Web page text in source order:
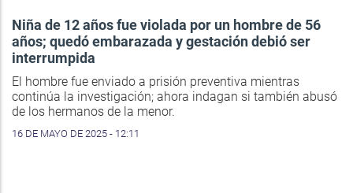
Niña de 12 años fue violada por un hombre de 56
años; quedó embarazada y gestación debió ser
interrumpida
El hombre fue enviado a prisión preventiva mientras
continúa la investigación; ahora indagan si también abusó
de los hermanos de la menor.
16 DE MAYO DE 2025 - 12:11